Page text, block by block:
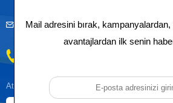
Atatürk, Kıraç Mevkii, Orhan Veli Cd. D:No:19,